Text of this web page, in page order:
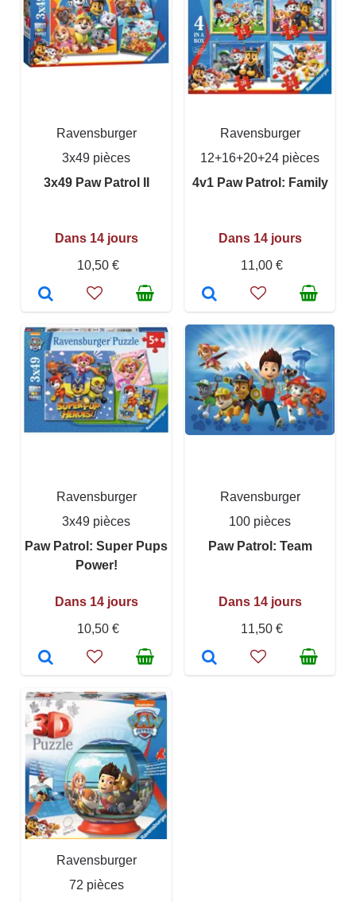
Ravensburger
3x49 pièces
3x49 Paw Patrol II
Dans 14 jours
10,50 €
Ravensburger
12+16+20+24 pièces
4v1 Paw Patrol: Family
Dans 14 jours
11,00 €
Ravensburger
3x49 pièces
Paw Patrol: Super Pups
Power!
Dans 14 jours
10,50 €
Ravensburger
100 pièces
Paw Patrol: Team
Dans 14 jours
11,50 €
Ravensburger
72 pièces